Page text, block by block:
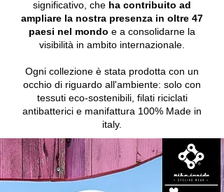
significativo, che ha contribuito ad
ampliare la nostra presenza in oltre 47
paesi nel mondo e a consolidarne la
visibilità in ambito internazionale.
Ogni collezione è stata prodotta con un
occhio di riguardo all'ambiente: solo con
tessuti eco-sostenibili, filati riciclati
antibatterici e manifattura 100% Made in
italy.